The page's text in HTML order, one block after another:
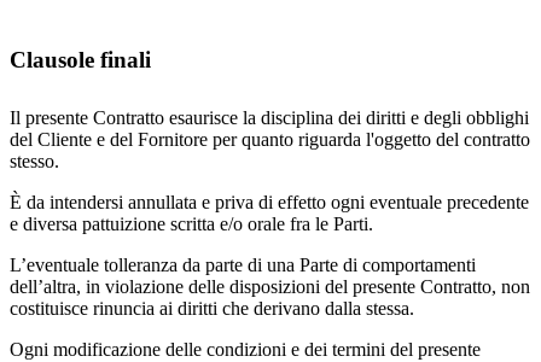
Clausole finali
Il presente Contratto esaurisce la disciplina dei diritti e degli obblighi
del Cliente e del Fornitore per quanto riguarda l'oggetto del contratto
stesso.
È da intendersi annullata e priva di effetto ogni eventuale precedente
e diversa pattuizione scritta e/o orale fra le Parti.
L’eventuale tolleranza da parte di una Parte di comportamenti
dell’altra, in violazione delle disposizioni del presente Contratto, non
costituisce rinuncia ai diritti che derivano dalla stessa.
Ogni modificazione delle condizioni e dei termini del presente